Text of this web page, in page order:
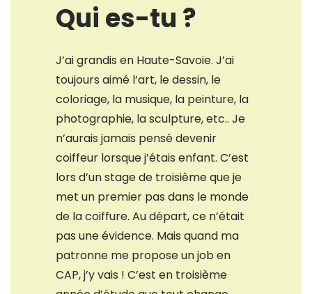
Qui es-tu ?
J’ai grandis en Haute-Savoie. J’ai
toujours aimé l’art, le dessin, le
coloriage, la musique, la peinture, la
photographie, la sculpture, etc.. Je
n’aurais jamais pensé devenir
coiffeur lorsque j’étais enfant. C’est
lors d’un stage de troisième que je
met un premier pas dans le monde
de la coiffure. Au départ, ce n’était
pas une évidence. Mais quand ma
patronne me propose un job en
CAP, j’y vais ! C’est en troisième